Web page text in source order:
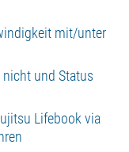
mit/unter
und Status
Lifebook via